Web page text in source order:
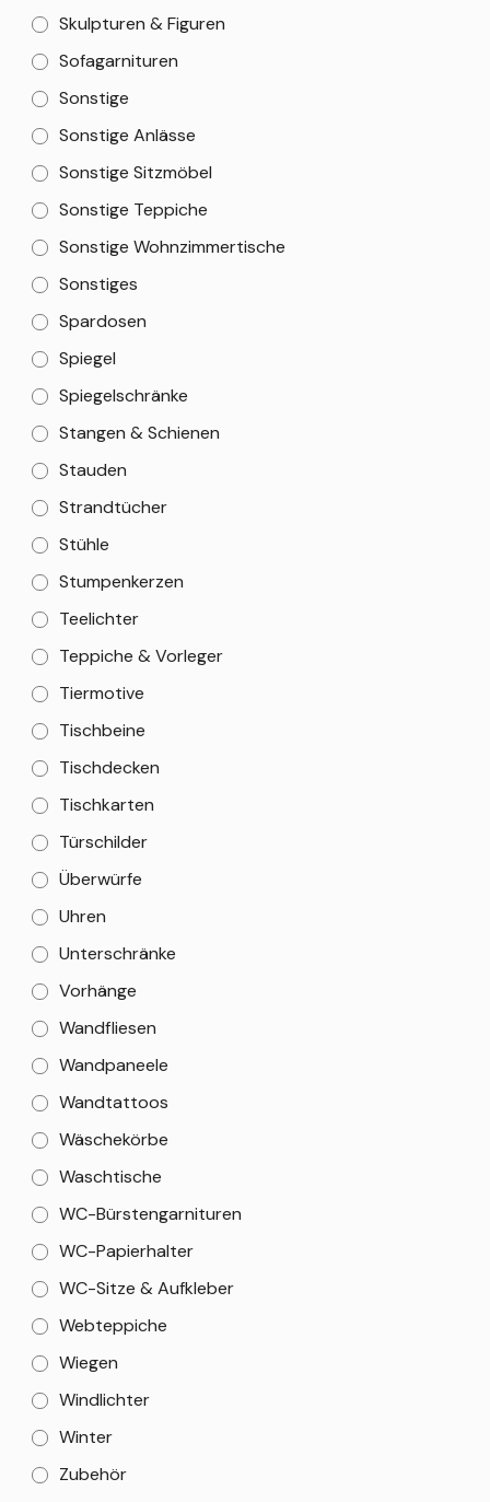
Skulpturen & Figuren
Sofagarnituren
Sonstige
Sonstige Anlässe
Sonstige Sitzmöbel
Sonstige Teppiche
Sonstige Wohnzimmertische
Sonstiges
Spardosen
Spiegel
Spiegelschränke
Stangen & Schienen
Stauden
Strandtücher
Stühle
Stumpenkerzen
Teelichter
Teppiche & Vorleger
Tiermotive
Tischbeine
Tischdecken
Tischkarten
Türschilder
Überwürfe
Uhren
Unterschränke
Vorhänge
Wandfliesen
Wandpaneele
Wandtattoos
Wäschekörbe
Waschtische
WC-Bürstengarnituren
WC-Papierhalter
WC-Sitze & Aufkleber
Webteppiche
Wiegen
Windlichter
Winter
Zubehör